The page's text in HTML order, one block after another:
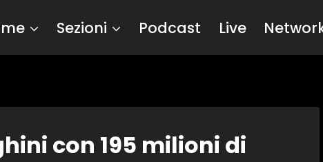
Sezioni Podcast Live
con 195 milioni di